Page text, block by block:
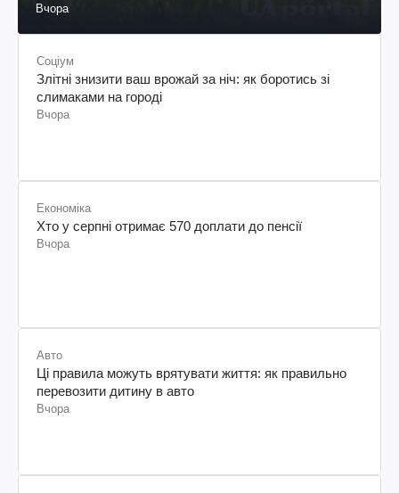
Вчора
Соціум
Злітні знизити ваш врожай за ніч: як боротись зі
слимаками на городі
Вчора
Економіка
Хто у серпні отримає 570 доплати до пенсії
Вчора
Авто
Ці правила можуть врятувати життя: як правильно
перевозити дитину в авто
Вчора